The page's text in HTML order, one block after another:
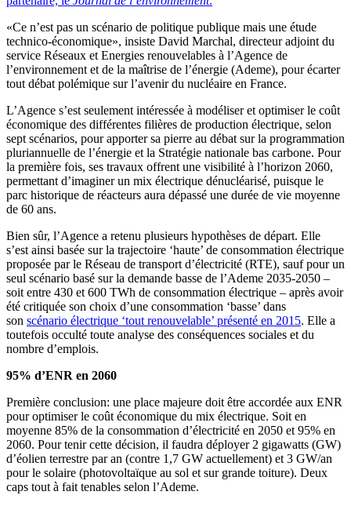
«Ce n’est pas un scénario de politique publique mais une étude
technico-économique», insiste David Marchal, directeur adjoint du
service Réseaux et Energies renouvelables à l’Agence de
l’environnement et de la maîtrise de l’énergie (Ademe), pour écarter
tout débat polémique sur l’avenir du nucléaire en France.
L’Agence s’est seulement intéressée à modéliser et optimiser le coût
économique des différentes filières de production électrique, selon
sept scénarios, pour apporter sa pierre au débat sur la programmation
pluriannuelle de l’énergie et la Stratégie nationale bas carbone. Pour
la première fois, ses travaux offrent une visibilité à l’horizon 2060,
permettant d’imaginer un mix électrique dénucléarisé, puisque le
parc historique de réacteurs aura dépassé une durée de vie moyenne
de 60 ans.
Bien sûr, l’Agence a retenu plusieurs hypothèses de départ. Elle
s’est ainsi basée sur la trajectoire ‘haute’ de consommation électrique
proposée par le Réseau de transport d’électricité (RTE), sauf pour un
seul scénario basé sur la demande basse de l’Ademe 2035-2050 –
soit entre 430 et 600 TWh de consommation électrique – après avoir
été critiquée son choix d’une consommation ‘basse’ dans
son scénario électrique ‘tout renouvelable’ présenté en 2015. Elle a
toutefois occulté toute analyse des conséquences sociales et du
nombre d’emplois.
95% d’ENR en 2060
Première conclusion: une place majeure doit être accordée aux ENR
pour optimiser le coût économique du mix électrique. Soit en
moyenne 85% de la consommation d’électricité en 2050 et 95% en
2060. Pour tenir cette décision, il faudra déployer 2 gigawatts (GW)
d’éolien terrestre par an (contre 1,7 GW actuellement) et 3 GW/an
pour le solaire (photovoltaïque au sol et sur grande toiture). Deux
caps tout à fait tenables selon l’Ademe.